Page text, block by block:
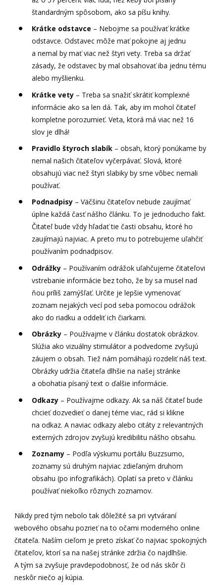
štandardným spôsobom, ako sa píšu knihy.
Krátke odstavce – Nebojme sa používať krátke
odstavce. Odstavec môže mať pokojne aj jednu
a nemal by mať viac než štyri vety. Treba sa držať
zásady, že odstavec by mal obsahovať iba jednu tému
alebo myšlienku.
Krátke vety – Treba sa snažiť skrátiť komplexné
informácie ako sa len dá. Tak, aby im mohol čitateľ
kompletne porozumieť. Veta, ktorá má viac než 16
slov je dlhá!
Pravidlo štyroch slabík – obsah, ktorý ponúkame by
nemal našich čitateľov vyčerpávať. Slová, ktoré
obsahujú viac než štyri slabiky by sme vôbec nemali
používať.
Podnadpisy – Väčšinu čitateľov nebude zaujímať
úplne každá časť nášho článku. To je jednoducho fakt.
Čitateľ bude vždy hľadať tie časti obsahu, ktoré ho
zaujímajú najviac. A preto mu to potrebujeme uľahčiť
používaním podnadpisov.
Odrážky – Používaním odrážok uľahčujeme čitateľovi
vstrebanie informácie bez toho, že by sa musel nad
ňou príliš zamýšľať. Určite je lepšie vymenovať
zoznam nejakých vecí pod seba pomocou odrážok
ako do riadku a oddeliť ich čiarkami.
Obrázky – Používajme v článku dostatok obrázkov.
Slúžia ako vizuálny stimulátor a podvedome zvyšujú
záujem o obsah. Tiež nám pomáhajú rozdeliť náš text.
Obrázky udržia čitateľa dlhšie na našej stránke
a obohatia písaný text o ďalšie informácie.
Odkazy – Používajme odkazy. Ak sa náš čitateľ bude
chcieť dozvedieť o danej téme viac, rád si klikne
na odkaz. A naviac odkazy alebo citáty z relevantných
externých zdrojov zvyšujú kredibilitu nášho obsahu.
Zoznamy – Podľa výskumu portálu Buzzsumo,
zoznamy sú druhým najviac zdieľaným druhom
obsahu (po infografikách). Oplatí sa preto v článku
používať niekoľko rôznych zoznamov.
Nikdy pred tým nebolo tak dôležité sa pri vytváraní
webového obsahu pozrieť na to očami moderného online
čitateľa. Naším cieľom je preto získať čo najviac spokojných
čitateľov, ktorí sa na našej stránke zdržia čo najdlhšie.
A tým sa zvyšuje pravdepodobnosť, že od nás skôr či
neskôr niečo aj kúpia.